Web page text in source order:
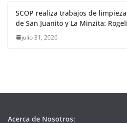
SCOP realiza trabajos de
de San Juanito y La Minzita:
julio 31, 2026
Acerca de Nosotros: